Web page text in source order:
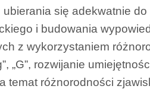
ubierania się adekwatnie
i budowania
z wykorzystaniem
„G”, rozwijanie
temat różnorodności